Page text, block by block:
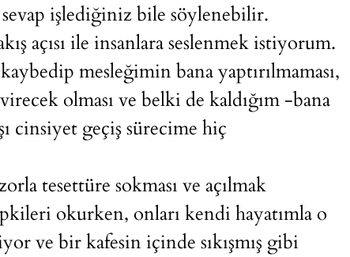
işlediğiniz bile söylenebilir.
açısı ile insanlara seslenmek istiyorum.
mesleğimin bana yaptırılmaması,
olması ve belki de kaldığım -bana
cinsiyet geçiş sürecime hiç
tesettüre sokması ve açılmak
okurken, onları kendi hayatımla o
ve bir kafesin içinde sıkışmış gibi